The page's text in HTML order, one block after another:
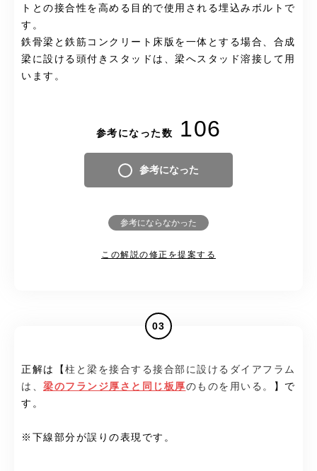
トとの接合性を高める目的で使用される埋込みボルトで
す。
鉄骨梁と鉄筋コンクリート床版を一体とする場合、合成
梁に設ける頭付きスタッドは、梁へスタッド溶接して用
います。
参考になった数 106
参考になった
参考にならなかった
この解説の修正を提案する
03
正解は【 柱と梁を接合する接合部に設けるダイアフラム
は、 梁のフランジ厚さと同じ板厚のものを用いる。
】で
す。
※下線部分が誤りの表現です。